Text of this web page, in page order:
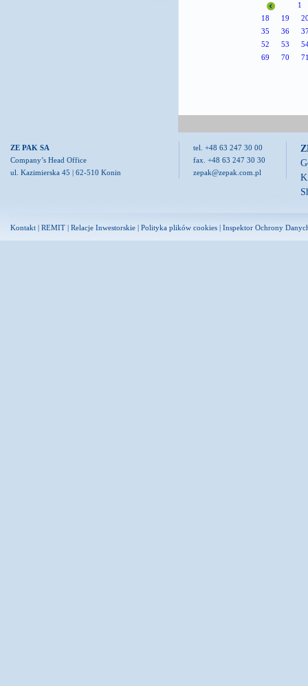
1
18
19
35
36
52
53
69
70
ZE PAK SA
Company’s Head Office
ul. Kazimierska 45 | 62-510 Konin
tel. +48 63 247 30 00
fax. +48 63 247 30 30
zepak@zepak.com.pl
Kontakt | REMIT | Relacje Inwestorskie | Polityka plików cookies | Inspektor Ochrony